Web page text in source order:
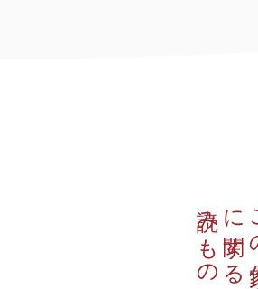
に関する
読みもの